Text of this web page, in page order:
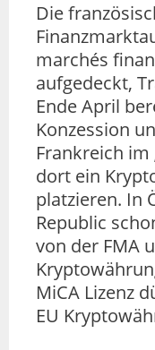
Die
marchés
aufgedeckt,
Ende April
Konzession
Frankreich im
dort ein
platzieren. In
Republic
von der FMA
MiCA Lizenz
EU